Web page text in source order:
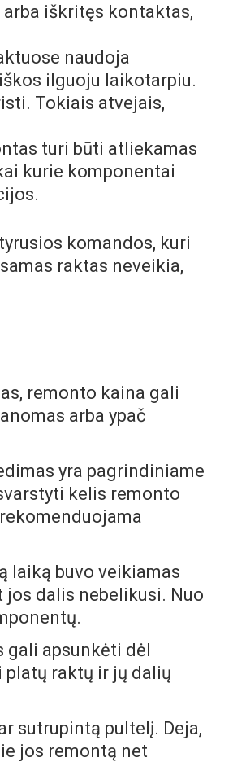
iškritęs kontaktas,
naudoja
ilguoju laikotarpiu.
Tokiais atvejais,
turi būti atliekamas
kurie komponentai
komandos, kuri
raktas neveikia,
remonto kaina gali
arba ypač
yra pagrindiniame
kelis remonto
laiką buvo veikiamas
dalis nebelikusi. Nuo
gali apsunkėti dėl
platų raktų ir jų dalių
sutrupintą pultelį. Deja,
jos remontą net